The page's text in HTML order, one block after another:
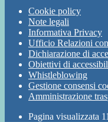
Cookie policy
Note legali
Informativa Privacy
Ufficio Relazioni
Dichiarazione di
Obiettivi di
Whistleblowing
Gestione consensi
Amministrazione
Pagina visualizzata